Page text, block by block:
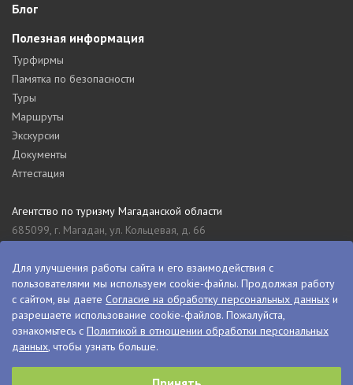
Блог
Полезная информация
Турфирмы
Памятка по безопасности
Туры
Маршруты
Экскурсии
Документы
Аттестация
Агентство по туризму Магаданской области
685099, г. Магадан, ул. Кольцевая, д. 66
8 (4132) 61-76-67
Туристский информационный центр Магаданской области
685000, г. Магадан, ул. Пролетарская, д. 11
visitkolyma@mail.ru
+7 (4132) 60-70-11
+7 (4132) 61-73-15
Для улучшения работы сайта и его взаимодействия с
пользователями мы используем cookie-файлы. Продолжая работу
с сайтом, вы даете Согласие на обработку персональных данных и
разрешаете использование cookie-файлов. Пожалуйста,
ознакомьтесь с Политикой в отношении обработки персональных
данных, чтобы узнать больше.